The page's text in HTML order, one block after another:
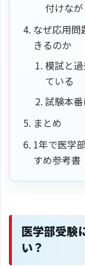
付けな
なぜ応用問
きるのか
模試と
ている
試験本
まとめ
1年で医学
すめ参考書
医学部受験
い？